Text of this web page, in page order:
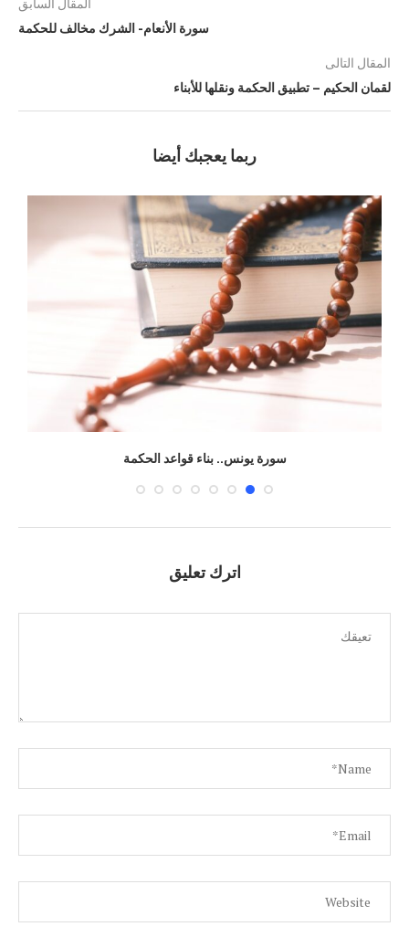
سورة الأنعام- الشرك مخالف للحكمة
المقال التالى
لقمان الحكيم – تطبيق الحكمة ونقلها للأبناء
ربما يعجبك أيضا
سورة يونس.. بناء قواعد الحكمة
اترك تعليق